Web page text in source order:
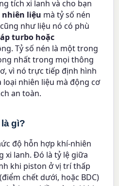
tích xi lanh và cho bạn
nhiên liệu mà tỷ số nén
như liệu nó có phù
turbo hoặc
Tỷ số nén là một trong
nhất trong mọi thông
vì nó trực tiếp định hình
loại nhiên liệu mà động cơ
an toàn.
gì?
độ hỗn hợp khí-nhiên
xi lanh. Đó là tỷ lệ giữa
khi piston ở vị trí thấp
chết dưới, hoặc BDC)